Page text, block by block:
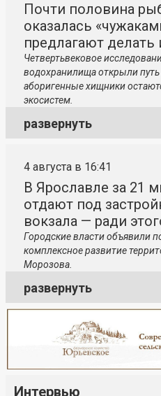
Почти половина
оказалась
предлагают
Четвертьвековое
водохранилища открыли
аборигенные хищники
экосистем.
развернуть
4 августа в 16:41
В Ярославле за 21
отдают под
вокзала — ради
Городские власти объявили
комплексное развитие
Морозова.
развернуть
Интервью